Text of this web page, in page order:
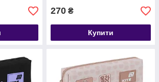
270 ₴
Купити